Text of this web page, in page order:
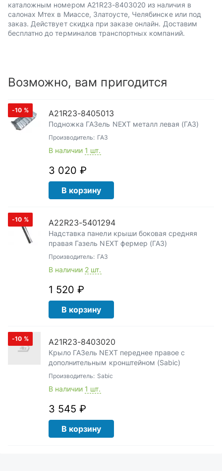
каталожным номером A21R23-8403020 из наличия в
салонах Мтех в Миассе, Златоусте, Челябинске или под
заказ. Действует скидка при заказе онлайн. Доставим
бесплатно до терминалов транспортных компаний.
Возможно, вам пригодится
-10 % А21R23-8405013
Подножка ГАЗель NEXT металл левая (ГАЗ)
Производитель: ГАЗ
В наличии 1 шт.
3 020 ₽
В корзину
-10 % А22R23-5401294
Надставка панели крыши боковая средняя
правая Газель NEXT фермер (ГАЗ)
Производитель: ГАЗ
В наличии 2 шт.
1 520 ₽
В корзину
-10 % A21R23-8403020
Крыло ГАЗель NEXT переднее правое с
дополнительным кронштейном (Sabic)
Производитель: Sabic
В наличии 1 шт.
3 545 ₽
В корзину